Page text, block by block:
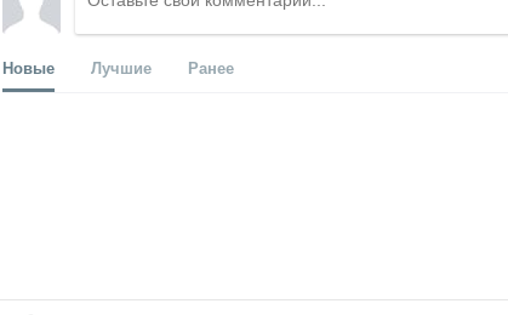
Новые Лучшие Ранее